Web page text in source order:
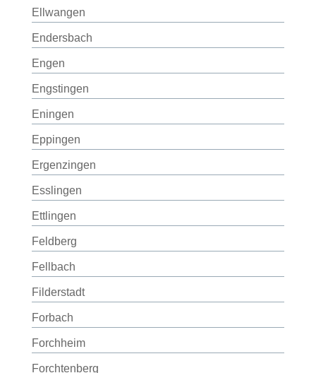
Ellwangen
Endersbach
Engen
Engstingen
Eningen
Eppingen
Ergenzingen
Esslingen
Ettlingen
Feldberg
Fellbach
Filderstadt
Forbach
Forchheim
Forchtenberg